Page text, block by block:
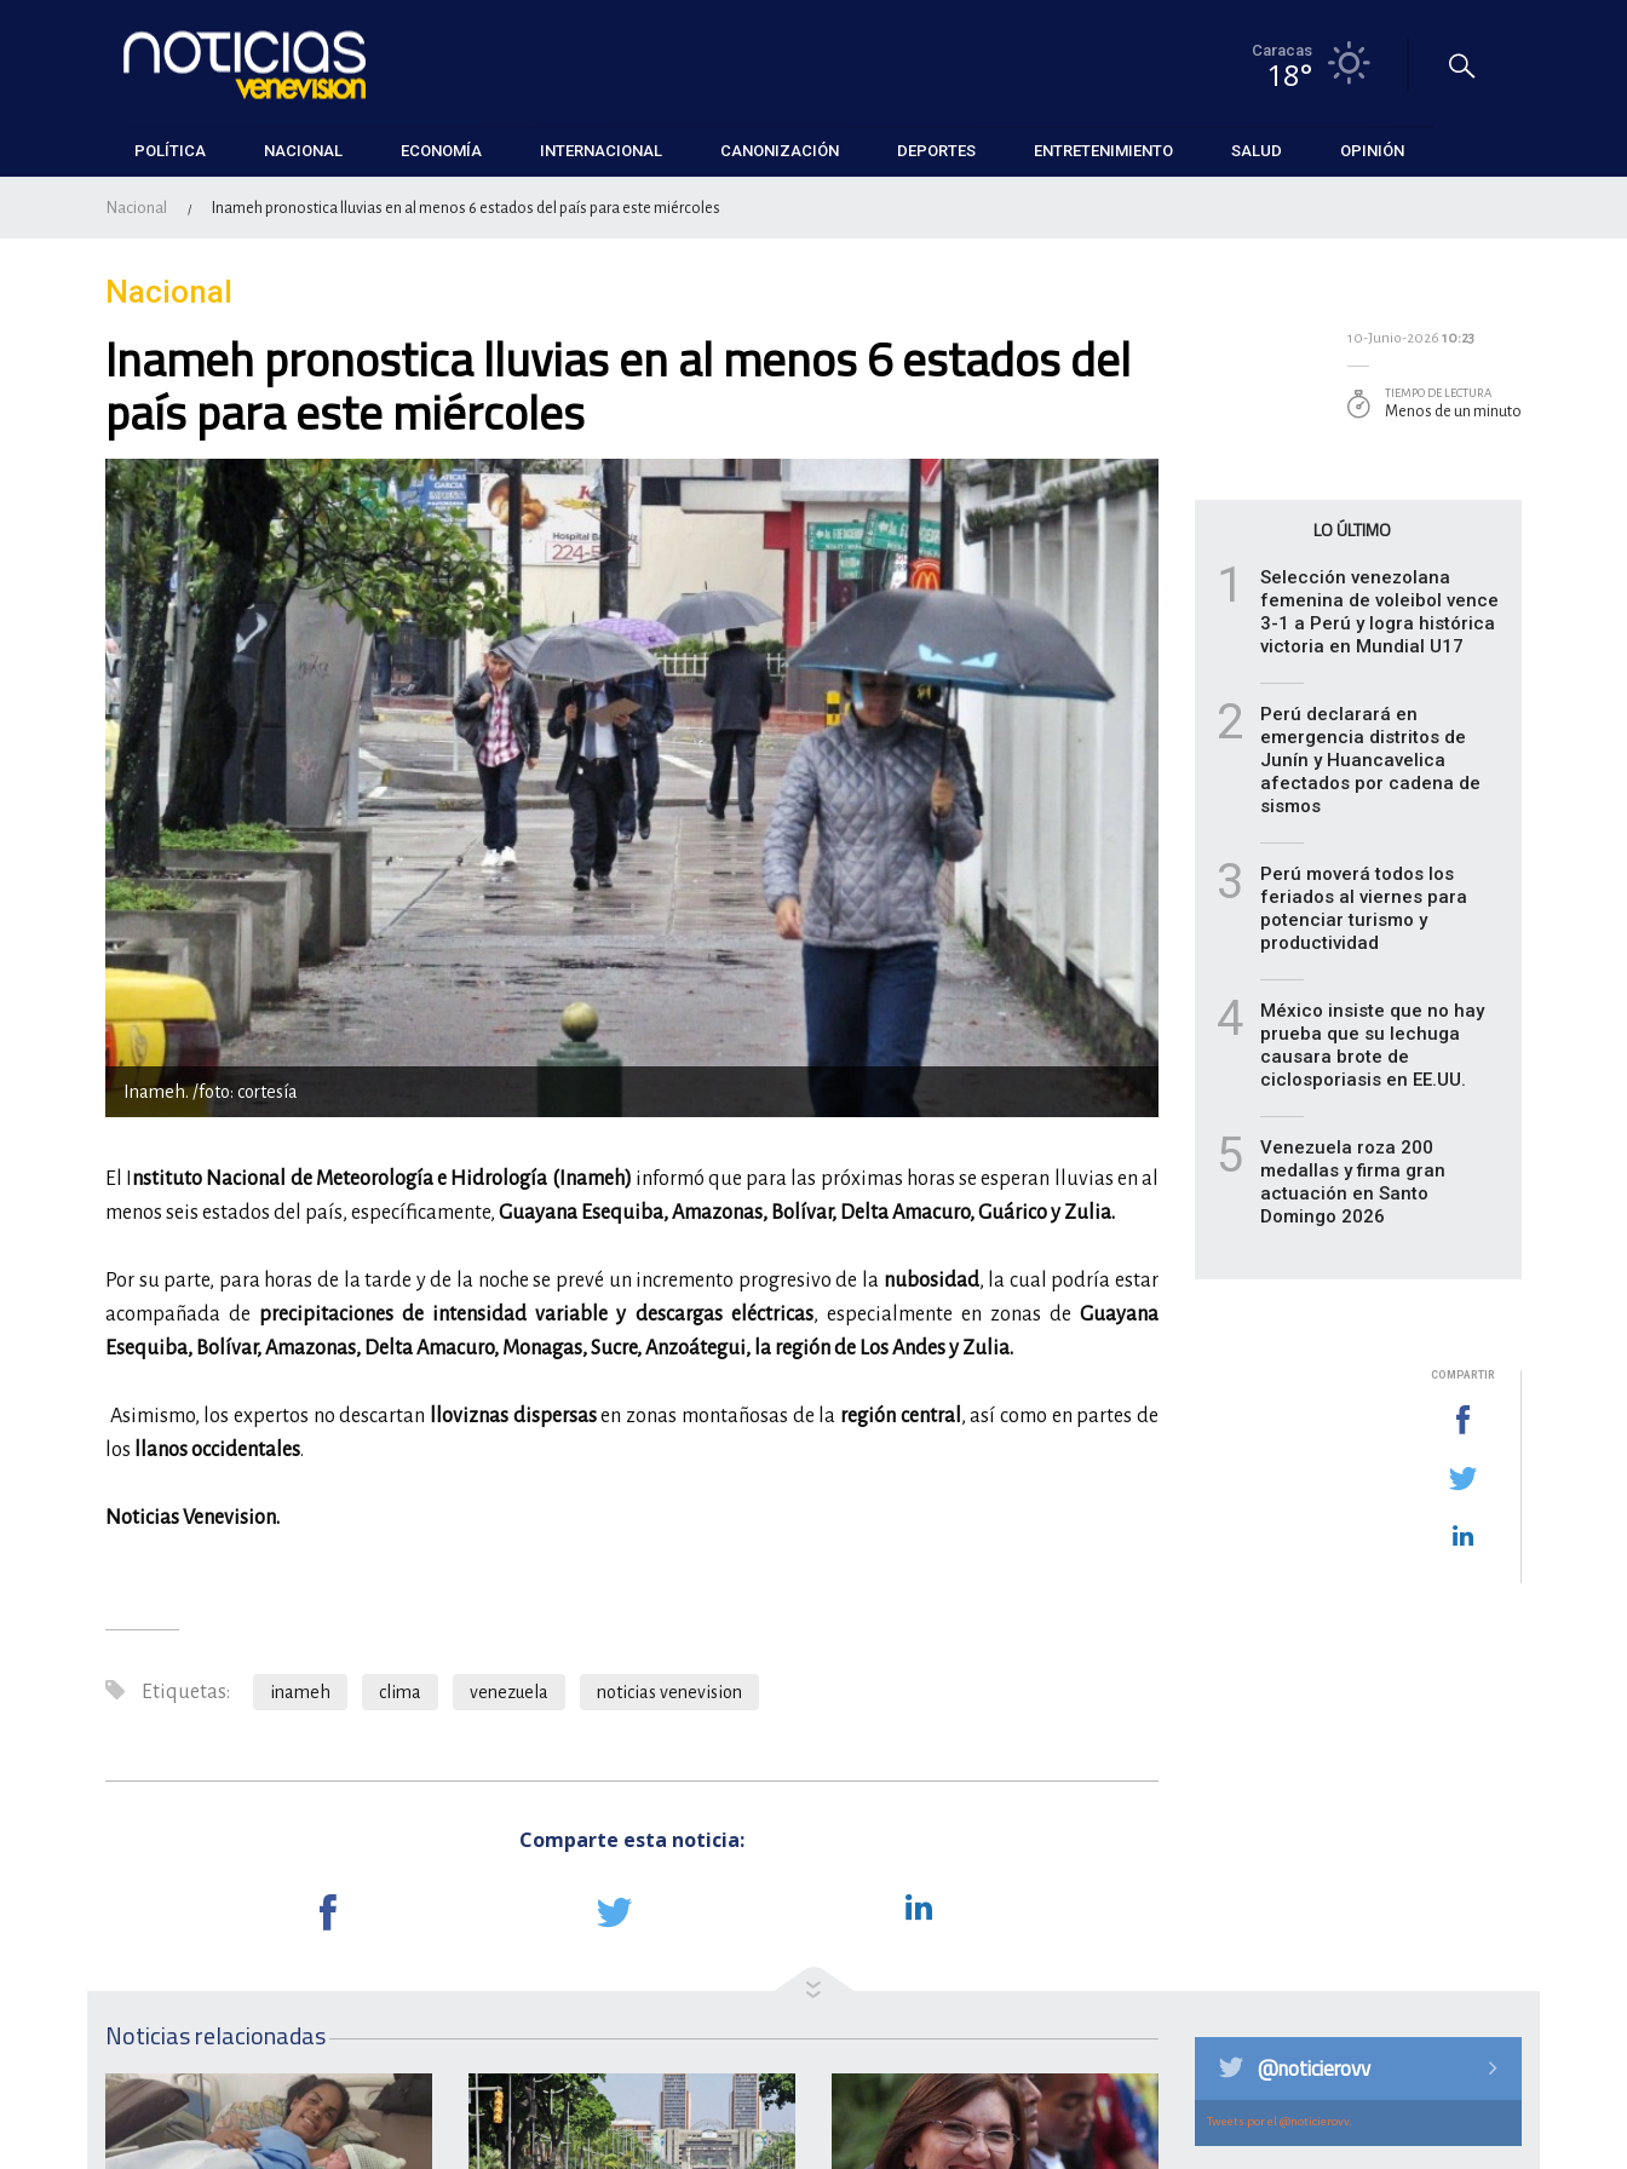
Caracas
18°
POLÍTICA NACIONAL ECONOMÍA INTERNACIONAL CANONIZACIÓN DEPORTES ENTRETENIMIENTO SALUD OPINIÓN
Nacional / Inameh pronostica lluvias en al menos 6 estados del país para este miércoles
Nacional
Inameh pronostica lluvias en al menos 6 estados del
país para este miércoles
Inameh. /foto: cortesía
El I nstituto Nacional de Meteorología e Hidrología (Inameh) informó que para las próximas horas se esperan lluvias en al
menos seis estados del país, específicamente, Guayana Esequiba, Amazonas, Bolívar, Delta Amacuro, Guárico y Zulia.
Por su parte, para horas de la tarde y de la noche se prevé un incremento progresivo de la nubosidad, la cual podría estar
acompañada de precipitaciones de intensidad variable y descargas eléctricas, especialmente en zonas de Guayana
Esequiba, Bolívar, Amazonas, Delta Amacuro, Monagas, Sucre, Anzoátegui, la región de Los Andes y Zulia.
Asimismo, los expertos no descartan lloviznas dispersasen zonas montañosas de la región central , así como en partes de
los
llanos occidentales.
Noticias Venevision.
Etiquetas: inameh clima venezuela noticias venevision
Comparte esta noticia:
10-Junio-2026 10:23
TIEMPO DE LECTURA
Menos de un minuto
LO ÚLTIMO
1
Selección venezolana
femenina de voleibol vence
3-1 a Perú y logra histórica
victoria en Mundial U17
2
Perú declarará en
emergencia distritos de
Junín y Huancavelica
afectados por cadena de
sismos
3
Perú moverá todos los
feriados al viernes para
potenciar turismo y
productividad
4
México insiste que no hay
prueba que su lechuga
causara brote de
ciclosporiasis en EE.UU.
5
Venezuela roza 200
medallas y firma gran
actuación en Santo
Domingo 2026
COMPARTIR
Noticias relacionadas
@noticierovv
Tweets por el @noticierovv.